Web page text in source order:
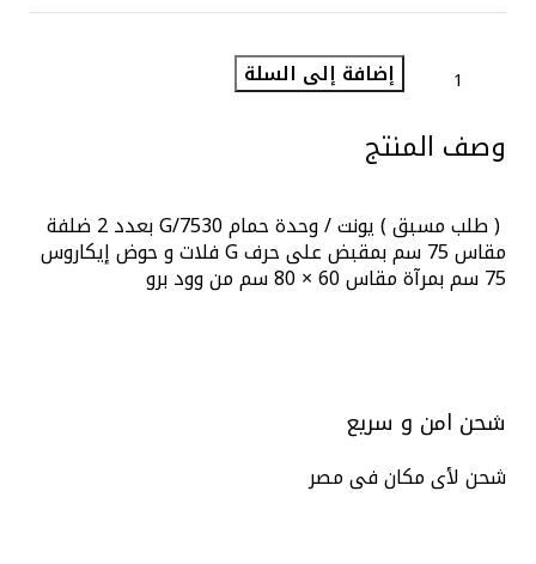
إضافة إلى السلة
وصف المنتج
( طلب مسبق ) يونت / وحدة حمام G/7530 بعدد 2 ضلفة
مقاس 75 سم بمقبض على حرف G فلات و حوض إيكاروس
75 سم بمرآة مقاس 60 × 80 سم من وود برو
شحن امن و سريع
شحن لأى مكان فى مصر